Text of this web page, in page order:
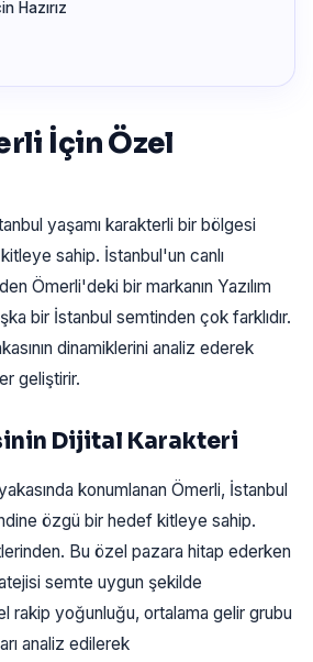
Hazırız
İçin Özel
yaşamı karakterli bir bölgesi
sahip. İstanbul'un canlı
Ömerli'deki bir markanın Yazılım
bir İstanbul semtinden çok farklıdır.
dinamiklerini analiz ederek
geliştirir.
Dijital Karakteri
konumlanan Ömerli, İstanbul
özgü bir hedef kitleye sahip.
Bu özel pazara hitap ederken
semte uygun şekilde
yoğunluğu, ortalama gelir grubu
analiz edilerek